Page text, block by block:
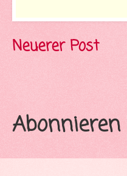
Neuerer Post
Abonnieren